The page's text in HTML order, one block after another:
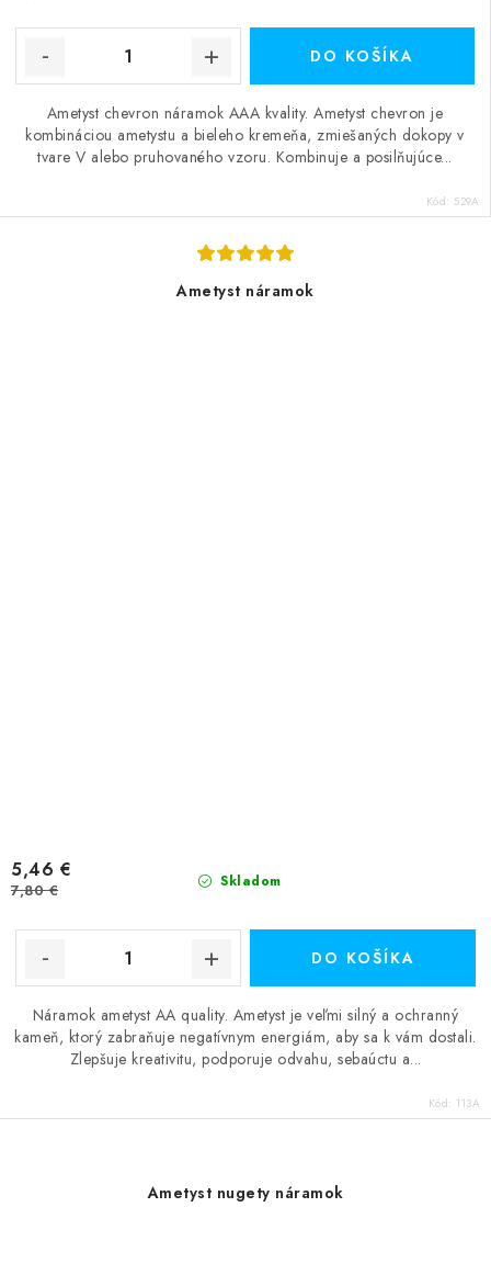
DO KOŠÍKA
Ametyst chevron náramok AAA kvality. Ametyst chevron je
kombináciou ametystu a bieleho kremeňa, zmiešaných dokopy v
tvare V alebo pruhovaného vzoru. Kombinuje a posilňujúce...
Kód: 529A
Ametyst náramok
Skladom
5,46 €
7,80 €
DO KOŠÍKA
Náramok ametyst AA quality. Ametyst je veľmi silný a ochranný
kameň, ktorý zabraňuje negatívnym energiám, aby sa k vám dostali.
Zlepšuje kreativitu, podporuje odvahu, sebaúctu a...
Kód: 113A
Ametyst nugety náramok